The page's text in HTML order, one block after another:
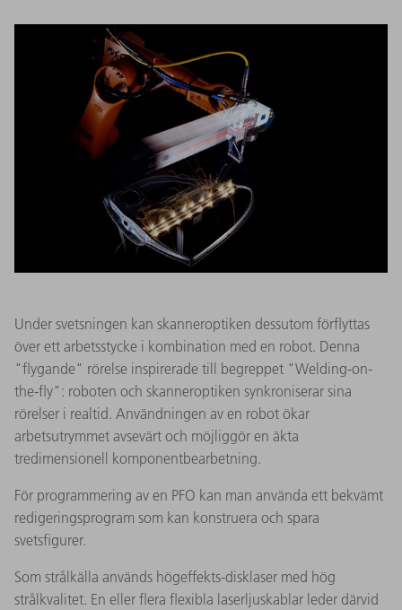
Under svetsningen kan skanneroptiken dessutom förflyttas
över ett arbetsstycke i kombination med en robot. Denna
"flygande" rörelse inspirerade till begreppet "Welding-on-
the-fly": roboten och skanneroptiken synkroniserar sina
rörelser i realtid. Användningen av en robot ökar
arbetsutrymmet avsevärt och möjliggör en äkta
tredimensionell komponentbearbetning.
För programmering av en PFO kan man använda ett bekvämt
redigeringsprogram som kan konstruera och spara
svetsfigurer.
Som strålkälla används högeffekts-disklaser med hög
strålkvalitet. En eller flera flexibla laserljuskablar leder därvid